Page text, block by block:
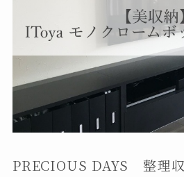
PRECIOUS DAYS 整理